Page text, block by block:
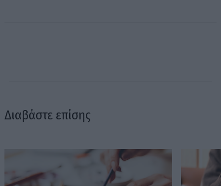
Διαβάστε επίσης